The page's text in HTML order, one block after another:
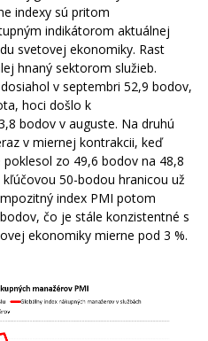
indexy sú pritom
indikátorom aktuálnej
svetovej ekonomiky. Rast
hnaný sektorom služieb.
v septembri 52,9 bodov,
hoci došlo k
bodov v auguste. Na druhú
v miernej kontrakcii, keď
zo 49,6 bodov na 48,8
50-bodou hranicou už
index PMI potom
čo je stále konzistentné s
ekonomiky mierne pod 3 %.